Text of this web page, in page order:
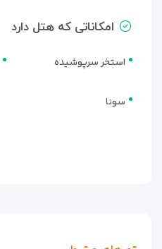
امکاناتی که هتل دارد
استخر سرپوشیده
سونا